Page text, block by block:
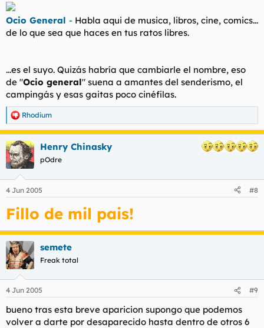
Ocio General - Habla aqui de musica, libros, cine, comics...
de lo que sea que haces en tus ratos libres.
...es el suyo. Quizás habría que cambiarle el nombre, eso
de "Ocio general" suena a amantes del senderismo, el
campingás y esas gaitas poco cinéfilas.
R
e
a
c
c
i
e
:
Rhodium
Henry Chinasky
pOdre
4 Jun 2005 #8
Fillo de mil pais!
semete
Freak total
4 Jun 2005 #9
bueno tras esta breve aparicion supongo que podemos
volver a darte por desaparecido hasta dentro de otros 6